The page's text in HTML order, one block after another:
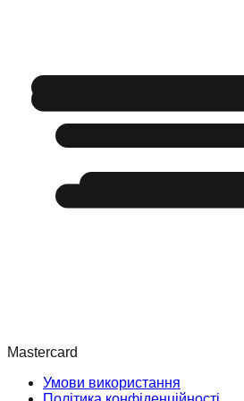
Mastercard
Умови використання